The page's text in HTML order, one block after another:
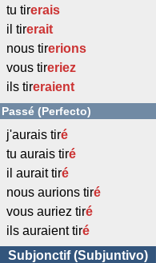
tu tirerais
il tirerait
nous tirerions
vous tireriez
ils tireraient
Passé (Perfecto)
j'aurais tiré
tu aurais tiré
il aurait tiré
nous aurions tiré
vous auriez tiré
ils auraient tiré
Subjonctif (Subjuntivo)